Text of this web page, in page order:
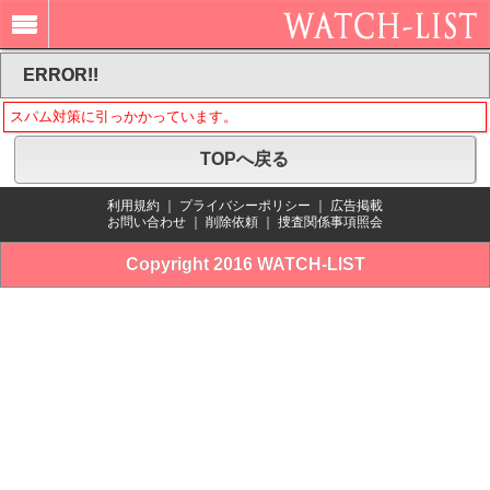
ERROR!!
スパム対策に引っかかっています。
TOPへ戻る
利用規約 プライバシーポリシー
広告掲載
お問い合わせ
削除依頼 捜査関係事項照会
Copyright 2016 WATCH-LIST